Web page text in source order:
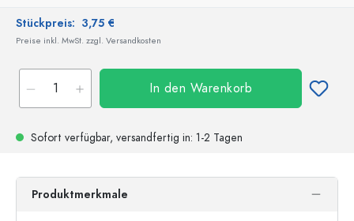
Stückpreis: 3,75 €
Preise inkl. MwSt. zzgl. Versandkosten
In den Warenkorb
Sofort verfügbar, versandfertig in: 1-2 Tagen
Produktmerkmale